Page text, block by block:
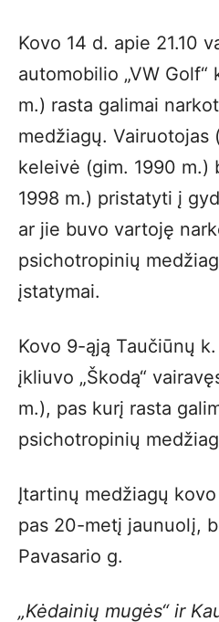
Kovo 14 d. apie 21.10
automobilio „VW Golf“
m.) rasta galimai
medžiagų. Vairuotojas
keleivė (gim. 1990 m.)
1998 m.) pristatyti į
ar jie buvo vartoję
psichotropinių
įstatymai.
Kovo 9-ąją Taučiūnų
įkliuvo „Škodą“
m.), pas kurį rasta
psichotropinių
Įtartinų medžiagų
pas 20-metį jaunuolį,
Pavasario g.
„Kėdainių mugės“ ir